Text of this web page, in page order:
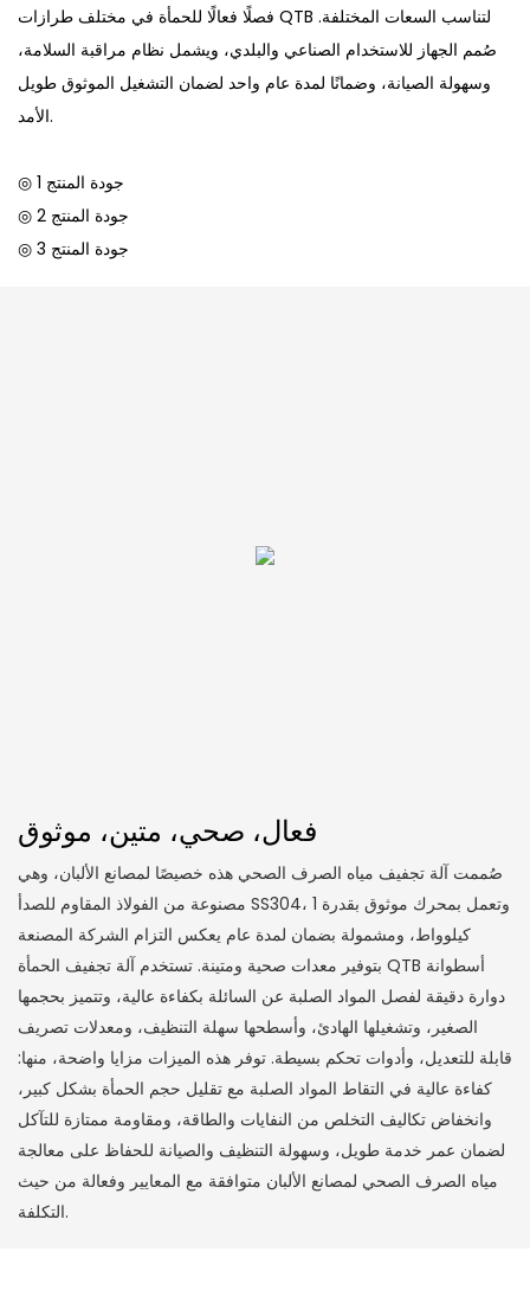
فصلًا فعالًا للحمأة في مختلف طرازات QTB لتناسب السعات المختلفة.
صُمم الجهاز للاستخدام الصناعي والبلدي، ويشمل نظام مراقبة السلامة،
وسهولة الصيانة، وضمانًا لمدة عام واحد لضمان التشغيل الموثوق طويل
الأمد.
◎ جودة المنتج 1
◎ جودة المنتج 2
◎ جودة المنتج 3
فعال، صحي، متين، موثوق
صُممت آلة تجفيف مياه الصرف الصحي هذه خصيصًا لمصانع الألبان، وهي
مصنوعة من الفولاذ المقاوم للصدأ SS304، وتعمل بمحرك موثوق بقدرة 1
كيلوواط، ومشمولة بضمان لمدة عام يعكس التزام الشركة المصنعة
بتوفير معدات صحية ومتينة. تستخدم آلة تجفيف الحمأة QTB أسطوانة
دوارة دقيقة لفصل المواد الصلبة عن السائلة بكفاءة عالية، وتتميز بحجمها
الصغير، وتشغيلها الهادئ، وأسطحها سهلة التنظيف، ومعدلات تصريف
قابلة للتعديل، وأدوات تحكم بسيطة. توفر هذه الميزات مزايا واضحة، منها:
كفاءة عالية في التقاط المواد الصلبة مع تقليل حجم الحمأة بشكل كبير،
وانخفاض تكاليف التخلص من النفايات والطاقة، ومقاومة ممتازة للتآكل
لضمان عمر خدمة طويل، وسهولة التنظيف والصيانة للحفاظ على معالجة
مياه الصرف الصحي لمصانع الألبان متوافقة مع المعايير وفعالة من حيث
التكلفة.